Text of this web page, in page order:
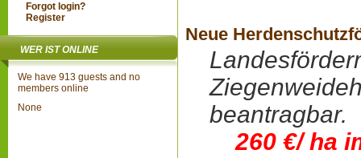
Forgot login?
Register
WER IST ONLINE
We have 913 guests and no
members online
None
Neue
260 €/ ha i